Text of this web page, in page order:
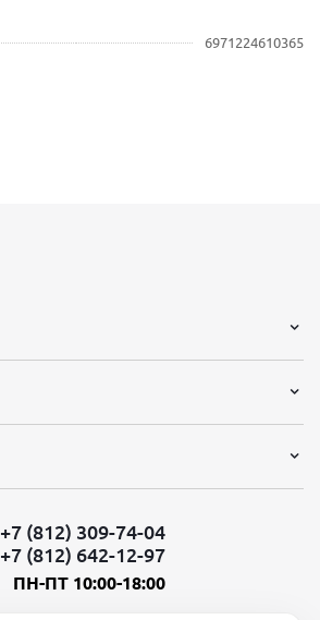
6971224610365
+7 (812) 309-74-04
+7 (812) 642-12-97
ПН-ПТ 10:00-18:00